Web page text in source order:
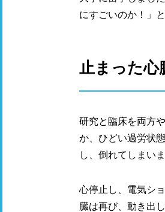
にすごいのか！」
止まった心
研究と臨床を両方
か、ひどい過労状
し、倒れてしまいま
心停止し、電気シ
臓は再び、動き出